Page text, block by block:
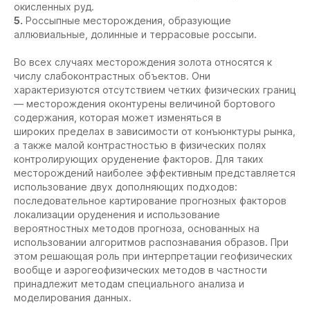
окисленных руд.
5. Россыпные месторождения, образующие
аллювиальные, долинные и террасовые россыпи.
Во всех случаях месторождения золота относятся к
числу слабоконтрастных объектов. Они
характеризуются отсутствием четких физических границ
— месторождения оконтурены величиной бортового
содержания, которая может изменяться в
широких пределах в зависимости от конъюнктуры рынка,
а также малой контрастностью в физических полях
контролирующих оруденение факторов. Для таких
месторождений наиболее эффективным представляется
использование двух дополняющих подходов:
последовательное картирование прогнозных факторов
локализации оруденения и использование
вероятностных методов прогноза, основанных на
использовании алгоритмов распознавания образов. При
этом решающая роль при интерпретации геофизических
вообще и аэрогеофизических методов в частности
принадлежит методам специального анализа и
моделирования данных.